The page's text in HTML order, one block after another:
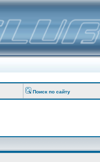
Поиск по сайту